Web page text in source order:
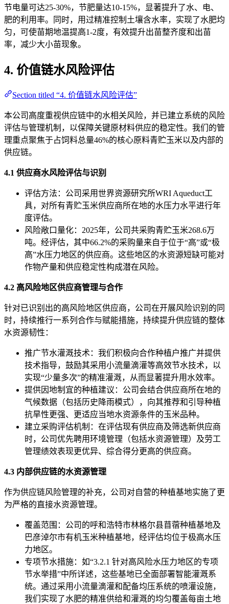
节电量可达25-30%，节肥量达10-15%，显著提升了水、电、
肥的利用率。同时，用过精准控制土壤含水率，实现了水肥均
匀，可使苗期地温提高1-2度，有效提升出苗整齐度和出苗
率，减少大小苗现象。
4. 价值链水风险评估
Section titled “4. 价值链水风险评估”
本公司高度重视供应链中的水相关风险，并已建立系统的风险
评估与管理机制，以保障关键原材料供应的稳定性。我们的管
理重点聚焦于占饲料总量46%的核心原料青贮玉米以及内部的
供应链。
4.1 供应商水风险评估与识别
评估方法：公司采用世界资源研究所WRI Aqueduct工
具，对所有青贮玉米供应商所在地的水压力水平进行年
度评估。
风险敞口量化：2025年，公司共采购青贮玉米268.6万
吨。经评估，其中66.2%的采购量来自于位于“高”或“极
高”水压力地区的供应商。这些地区的水资源短缺可能对
作物产量和供应稳定性构成潜在风险。
4.2 高风险地区供应商管理与合作
针对已识别出的高风险地区供应商，公司在开展风险识别的同
时，持续推行一系列合作与赋能措施，持续提升供应链的整体
水资源韧性：
推广节水灌溉技术：我们积极向合作种植户推广并提供
技术指导，鼓励其采用小流量滴灌等高效节水技术，以
实现“少量多次”的精准灌溉，从而显著提升用水效率。
提供因地制宜的种植建议：公司会结合供应商所在地的
气候数据（包括历史降雨模式），向其推荐和引导种植
抗旱性更强、更适应当地水资源条件的玉米品种。
建立采购评估机制：在评估现有供应商及筛选新供应商
时，公司优先聘用环境管理（包括水资源管理）及劳工
管理绩效表现更优异、综合得分更高的供应商。
4.3 内部供应链的水资源管理
作为供应链风险管理的补充，公司对自营的种植基地实施了更
为严格的直接水资源管理。
覆盖范围：公司的呼和浩特市林格尔县苜蓿种植基地及
巴彦淖尔市有机玉米种植基地，经评估均位于极高水压
力地区。
专项节水措施：如“3.2.1 针对高风险水压力地区的专项
节水举措”中所详述，这些基地已全面部署智能灌溉系
统。通过采用小流量滴灌和配备均压系统的喷灌设施，
我们实现了水肥的精准供给和灌溉的均匀覆盖每亩土地